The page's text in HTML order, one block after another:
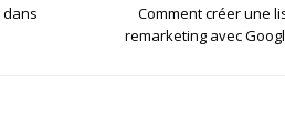
Comment créer une
remarketing avec